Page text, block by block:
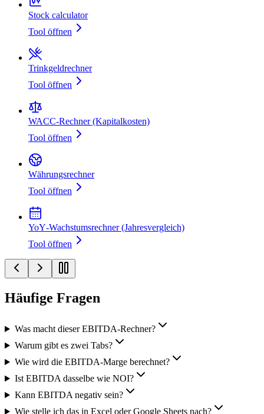
Stock calculator
Tool öffnen
Trinkgeldrechner
Tool öffnen
WACC‑Rechner (Kapitalkosten)
Tool öffnen
Währungsrechner
Tool öffnen
YoY‑Wachstumsrechner (Jahresvergleich)
Tool öffnen
Häufige Fragen
Was macht dieser EBITDA‑Rechner?
Warum gibt es zwei Tabs?
Wie wird die EBITDA‑Marge berechnet?
Ist EBITDA dasselbe wie NOI?
Kann EBITDA negativ sein?
Wie stelle ich das in Excel oder Google Sheets nach?